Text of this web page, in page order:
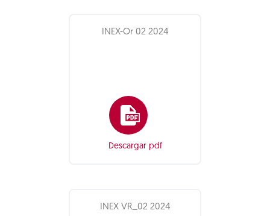
INEX-Or 02 2024
Descargar pdf
INEX VR_02 2024